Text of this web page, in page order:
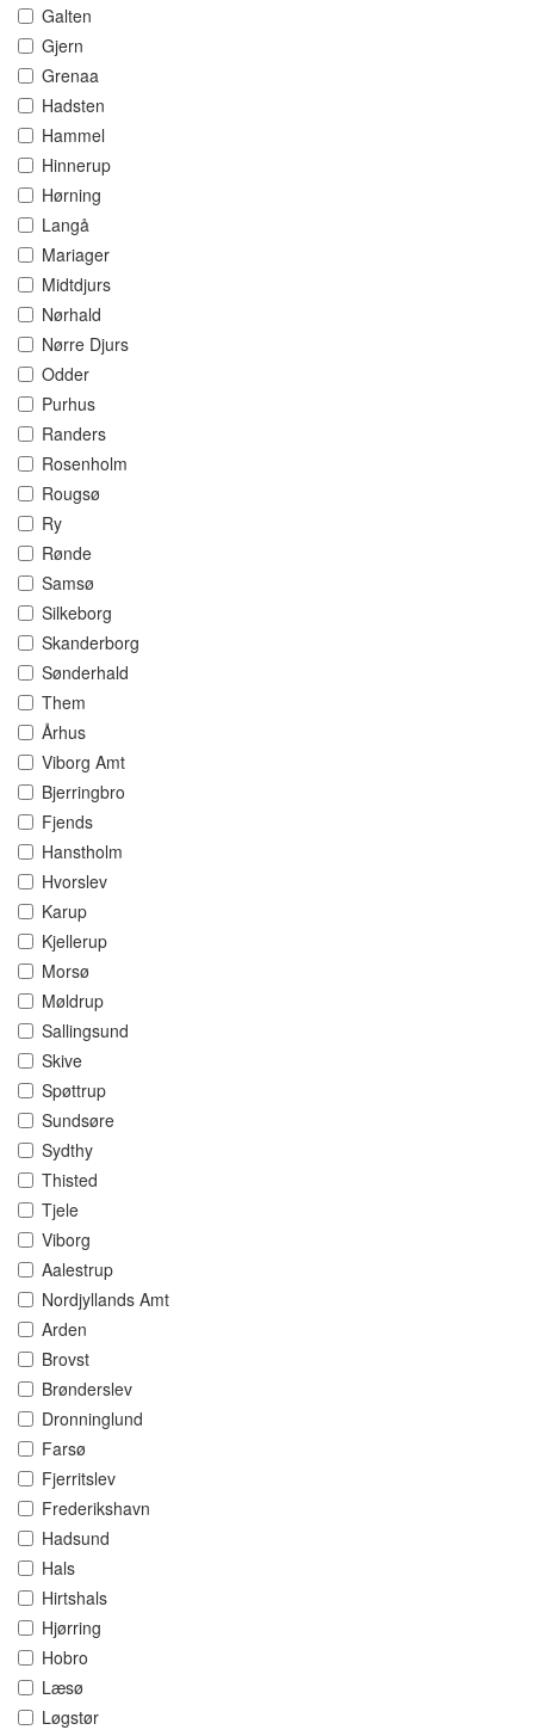
Galten
Gjern
Grenaa
Hadsten
Hammel
Hinnerup
Hørning
Langå
Mariager
Midtdjurs
Nørhald
Nørre Djurs
Odder
Purhus
Randers
Rosenholm
Rougsø
Ry
Rønde
Samsø
Silkeborg
Skanderborg
Sønderhald
Them
Århus
Viborg Amt
Bjerringbro
Fjends
Hanstholm
Hvorslev
Karup
Kjellerup
Morsø
Møldrup
Sallingsund
Skive
Spøttrup
Sundsøre
Sydthy
Thisted
Tjele
Viborg
Aalestrup
Nordjyllands Amt
Arden
Brovst
Brønderslev
Dronninglund
Farsø
Fjerritslev
Frederikshavn
Hadsund
Hals
Hirtshals
Hjørring
Hobro
Læsø
Løgstør